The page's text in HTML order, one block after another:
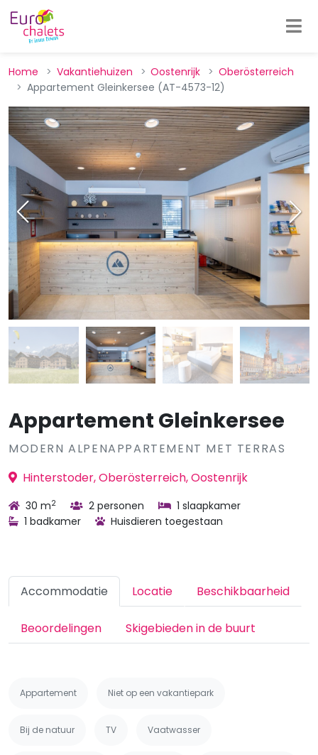
Home Vakantiehuizen Oostenrijk
Oberösterreich
Appartement Gleinkersee (AT-4573-12)
Appartement Gleinkersee
MODERN ALPENAPPARTEMENT MET TERRAS
Hinterstoder, Oberösterreich, Oostenrijk
30 m2 2 personen
1 slaapkamer
1 badkamer
Huisdieren toegestaan
Accommodatie Locatie Beschikbaarheid
Beoordelingen Skigebieden in de buurt
Appartement Niet op een vakantiepark
Bij de natuur TV Vaatwasser